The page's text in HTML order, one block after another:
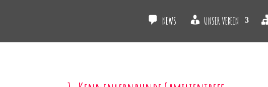
NEWS UNSER VEREIN